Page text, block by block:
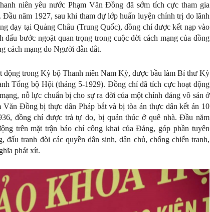
niên yêu nước Phạm Văn Đồng đã sớm tích cực tham gia
năm 1927, sau khi tham dự lớp huấn luyện chính trị do lãnh
dạy tại Quảng Châu (Trung Quốc), đồng chí được kết nạp vào
bước ngoặt quan trọng trong cuộc đời cách mạng của đồng
cách mạng do Người dẫn dắt.
động trong Kỳ bộ Thanh niên Nam Kỳ, được bầu làm Bí thư Kỳ
Tổng bộ Hội (tháng 5-1929). Đồng chí đã tích cực hoạt động
nỗ lực chuẩn bị cho sự ra đời của một chính đảng vô sản ở
Đồng bị thực dân Pháp bắt và bị tòa án thực dân kết án 10
đồng chí được trả tự do, bị quản thúc ở quê nhà. Đầu năm
trên mặt trận báo chí công khai của Đảng, góp phần tuyên
tranh đòi các quyền dân sinh, dân chủ, chống chiến tranh,
phát xít.